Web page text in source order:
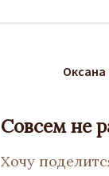
Оксана
Совсем не
Хочу